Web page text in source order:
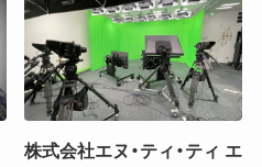
株式会社エヌ・ティ・ティ エ